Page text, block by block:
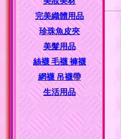
完美織體用品
珍珠魚皮夾
美髮用品
絲襪 毛襪 褲襪
網襪 吊襪帶
生活用品